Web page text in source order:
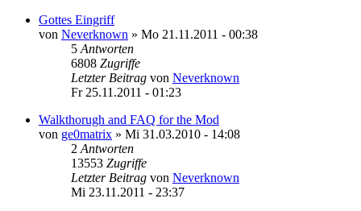
Gottes Eingriff
von Neverknown » Mo 21.11.2011 - 00:38
5 Antworten
6808 Zugriffe
Letzter Beitrag von Neverknown
Fr 25.11.2011 - 01:23
Walkthorugh and FAQ for the Mod
von ge0matrix » Mi 31.03.2010 - 14:08
2 Antworten
13553 Zugriffe
Letzter Beitrag von Neverknown
Mi 23.11.2011 - 23:37